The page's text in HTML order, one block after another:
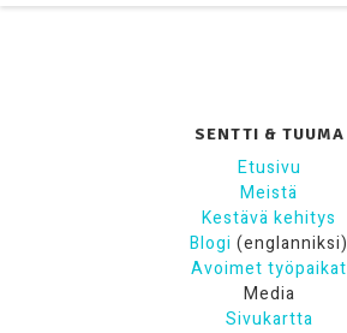
SENTTI & TUUMA
Etusivu
Meistä
Kestävä kehitys
Blogi (englanniksi)
Avoimet työpaikat
Media
Sivukartta